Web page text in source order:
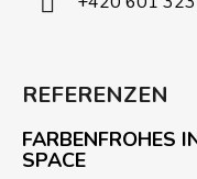
REFERENZEN
FARBENFROHES
SPACE